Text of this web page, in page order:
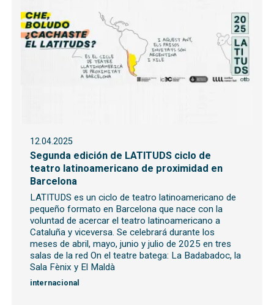
12.04.2025
Segunda edición de LATITUDS ciclo de
teatro latinoamericano de proximidad en
Barcelona
LATITUDS es un ciclo de teatro latinoamericano de
pequeño formato en Barcelona que nace con la
voluntad de acercar el teatro latinoamericano a
Cataluña y viceversa. Se celebrará durante los
meses de abril, mayo, junio y julio de 2025 en tres
salas de la red On el teatre batega: La Badabadoc, la
Sala Fènix y El Maldà
internacional